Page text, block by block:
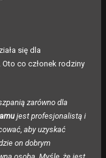
się dla
co członek rodziny
zarówno dla
jest profesjonalistą i
aby uzyskać
on dobrym